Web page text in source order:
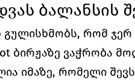
ბალანსის
რომ ჯერ
ბირჟაზე ვაჭრობა
იმაზე, რომელი